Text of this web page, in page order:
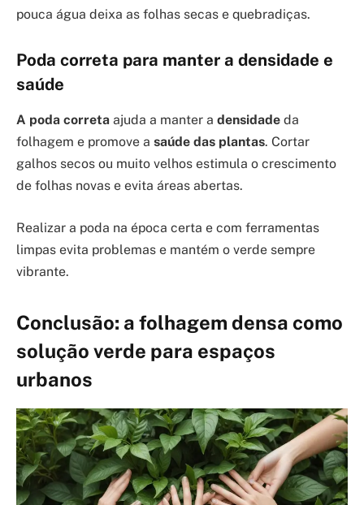
pouca água deixa as folhas secas e quebradiças.
Poda correta para manter a densidade e
saúde
A poda correta ajuda a manter a densidade da
folhagem e promove a saúde das plantas. Cortar
galhos secos ou muito velhos estimula o crescimento
de folhas novas e evita áreas abertas.
Realizar a poda na época certa e com ferramentas
limpas evita problemas e mantém o verde sempre
vibrante.
Conclusão: a folhagem densa como
solução verde para espaços
urbanos